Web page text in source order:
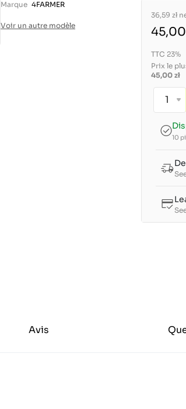
Marque 4FARMER
Voir un autre modèle
36,59 zł
45,00
TTC 23%
Prix le
45,00 zł
10
Avis